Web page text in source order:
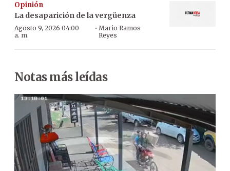
Opinión
La desaparición de la vergüenza
Agosto 9, 2026 04:00
a. m.
· Mario Ramos
Reyes
Notas más leídas